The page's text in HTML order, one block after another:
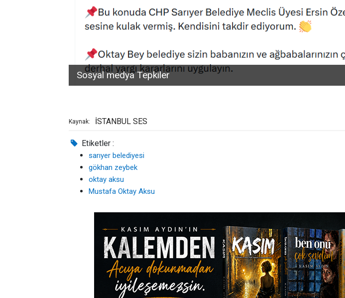
Sosyal medya Tepkiler
Kaynak: İSTANBUL SES
Etiketler :
sarıyer belediyesi
gökhan zeybek
oktay aksu
Mustafa Oktay Aksu